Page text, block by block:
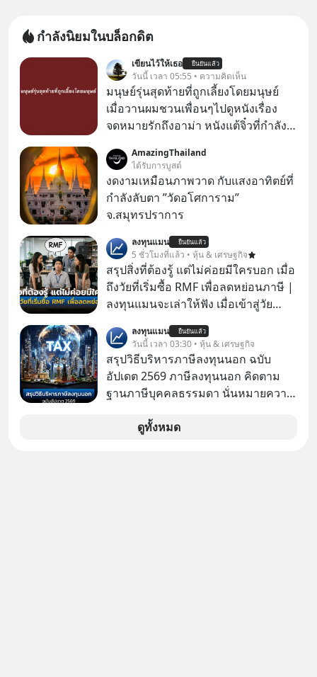
กำลังนิยมในบล็อกดิต
เขียนไว้ให้เธอ ยืนยันแล้ว
วันนี้ เวลา 05:55 • ความคิดเห็น
มนุษย์รุ่นสุดท้ายที่ถูกเลี้ยงโดยมนุษย์
เมื่อวานผมชวนเพื่อนๆไปดูหนังเรื่อง
จดหมายรักถึงอาม่า หนังแต้จิ๋วที่กำลัง
ป๊าผมเห็นโปสเตอร์หนังเรื่องนี้หลาย
เดือนก่อนและอยากดูมาก ด้วยเพราะว่า
อากงก็มาจากเมืองจีน ป๊าก็พูดแต้จิ๋วได้
มีเรื่องราวมีความผูกพันที่ได้ยินตั้งแต่
AmazingThailand
ได้รับการบูสต์
งดงามเหมือนภาพวาด กับแสงอาทิตย์ที่
กำลังลับตา ”วัดอโศการาม”
จ.สมุทรปราการ
ลงทุนแมน ยืนยันแล้ว
5 ชั่วโมงที่แล้ว • หุ้น & เศรษฐกิจ
สรุปสิ่งที่ต้องรู้ แต่ไม่ค่อยมีใครบอก เมื่อ
ถึงวัยที่เริ่มซื้อ RMF เพื่อลดหย่อนภาษี |
ลงทุนแมนจะเล่าให้ฟัง เมื่อเข้าสู่วัย
ภาษี หลายคนมักได้รับคำแนะนำให้
ลงทุนใน RMF เพราะนอกจากจะช่วยลด
หย่อนภาษีได้แล้ว ยังเป็นโอกาสในการ
สร้างความมั่งคั่งระยะยาว แต่น้อยคน
นักที่จะลงลึกว่า ถ้าลงทุนใน RMF ควรรู้
อะไรบ้าง ควรดู ตรงไหน ทำอย่างไร ถึง
จะดีกับเรา แล้วเราควรรู้ข้อมูลอะไร
ลงทุนแมน ยืนยันแล้ว
วันนี้ เวลา 03:30 • หุ้น & เศรษฐกิจ
สรุปวิธีบริหารภาษีลงทุนนอก ฉบับ
อัปเดต 2569 ภาษีลงทุนนอก คิดตาม
ฐานภาษีบุคคลธรรมดา นั่นหมายความ
ดูทั้งหมด